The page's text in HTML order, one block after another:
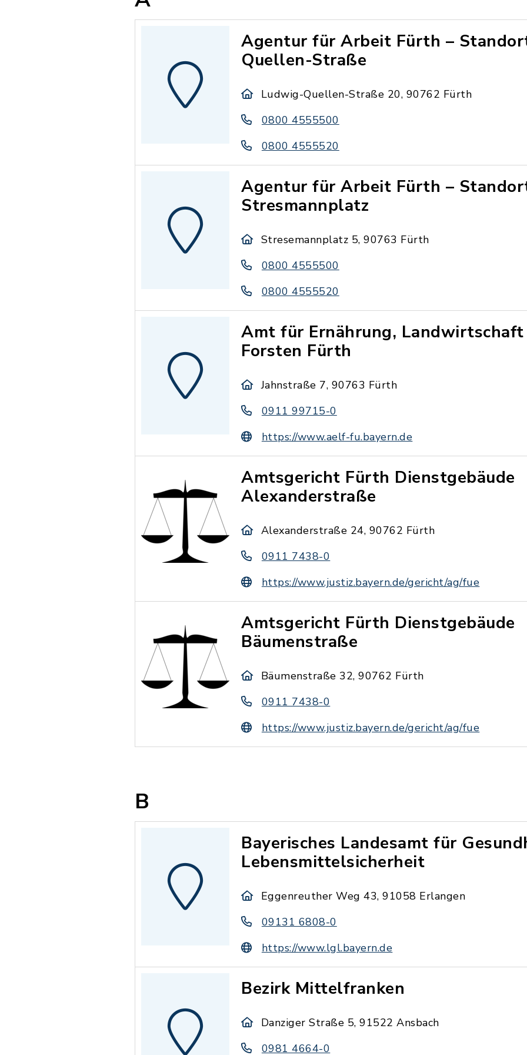
Agentur für Arbeit Fürth –
Quellen-Straße
Ludwig-Quellen-Straße 20, 90762 Fürth
0800 4555500
0800 4555520
Agentur für Arbeit Fürth –
Stresmannplatz
Stresemannplatz 5, 90763 Fürth
0800 4555500
0800 4555520
Amt für Ernährung,
Forsten Fürth
Jahnstraße 7, 90763 Fürth
0911 99715-0
https://www.aelf-fu.bayern.de
Amtsgericht Fürth Dienstgebäude
Alexanderstraße
Alexanderstraße 24, 90762 Fürth
0911 7438-0
https://www.justiz.bayern.de/gericht/ag/fue
Amtsgericht Fürth Dienstgebäude
Bäumenstraße
Bäumenstraße 32, 90762 Fürth
0911 7438-0
https://www.justiz.bayern.de/gericht/ag/fue
B
Bayerisches Landesamt für
Lebensmittelsicherheit
Eggenreuther Weg 43, 91058 Erlangen
09131 6808-0
https://www.lgl.bayern.de
Bezirk Mittelfranken
Danziger Straße 5, 91522 Ansbach
0981 4664-0